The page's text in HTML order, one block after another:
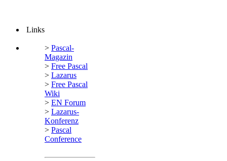
Links
> Pascal-
Magazin
> Free Pascal
> Lazarus
> Free Pascal
Wiki
> EN Forum
> Lazarus-
Konferenz
> Pascal
Conference